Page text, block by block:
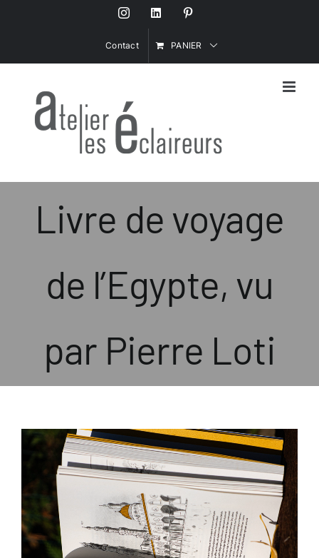
InstagramLinkedIn
Contact PANIER
Livre de voyage
de l’Egypte, vu
par Pierre Loti